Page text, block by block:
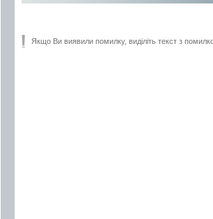
Якщо Ви виявили помилку, виділіть текст з